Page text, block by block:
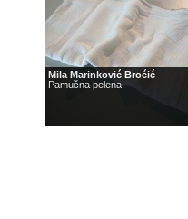
Mila Marinković Broćić
Pamučna pelena